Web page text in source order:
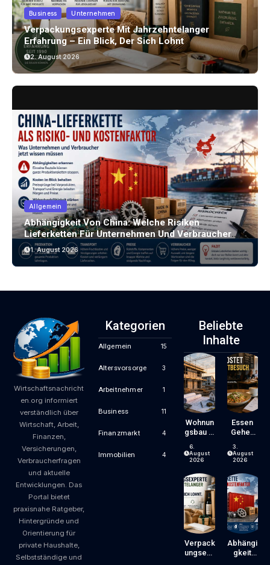
Business Unternehmen
Verpackungsexperte Mit Jahrzehntelanger
Erfahrung – Ein Blick, Der Sich Lohnt
2. August 2026
Allgemein
Abhängigkeit Von China: Welche Risiken
Lieferketten Für Unternehmen Und Verbraucher
Bergen
1. August 2026
Wirtschaftsnachricht
en.org informiert
verständlich über
Wirtschaft, Arbeit,
Finanzen,
Versicherungen,
Verbraucherfragen
und aktuelle
Entwicklungen. Das
Portal bietet
praxisnahe Ratgeber,
Hintergründe und
Orientierung für
private Haushalte,
Selbstständige und
Kategorien
Allgemein 15
Altersvorsorge 3
Arbeitnehmer 1
Business 11
Finanzmarkt 4
Immobilien 4
Beliebte
Inhalte
Wohnun
Gsbau In
Krise:
Worauf
En Und
Käufer
Bei
Kosten,
Finanzie
Rung
Zeitplan
Achten
6.
August
2026
Essen
Gehen
Zum
Luxus?
Gastron
Omiepre
Ise
Entsteh
En Und
Worauf
Gäste
Achten
Können
3.
August
2026
Verpack
Ungsexp
Abhängi
Gkeit